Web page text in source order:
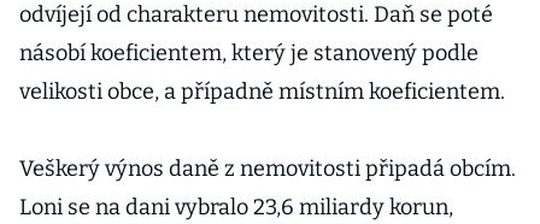
odvíjejí od charakteru nemovitosti. Daň se poté
násobí koeficientem, který je stanovený podle
velikosti obce, a případně místním koeficientem.
Veškerý výnos daně z nemovitosti připadá obcím.
Loni se na dani vybralo 23,6 miliardy korun,